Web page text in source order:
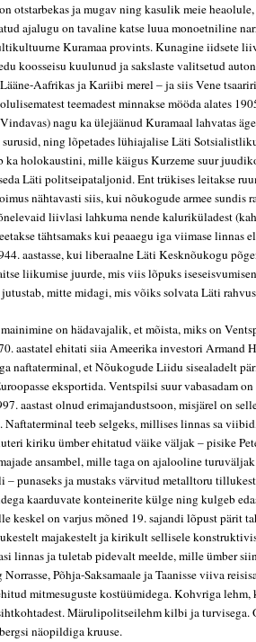
otstarbekas ja mugav ning kasulik meie
ajalugu on tavaline katse luua monoetniline
Kuramaa provints. Kunagine iidsete
koosseisu kuulunud ja sakslaste valitsetud
Aafrikas ja Kariibi merel – ja siis Vene
teemadest minnakse mööda alates
nagu ka ülejäänud Kuramaal lahvatas
surusid, ning lõpetades lühiajalise Läti
ka holokaustini, mille käigus Kurzeme suur
Läti politseipataljonid. Ent trükises leitakse
nähtavasti siis, kui nõukogude armee sundis
liivlasi lahkuma nende kaluriküladest
tähtsamaks kui peaaegu iga viimase linnas
aastasse, kui liberaalne Läti Kesknõukogu
liikumise juurde, mis viis lõpuks
mitte midagi, mis võiks solvata Läti
on hädavajalik, et mõista, miks on
aastatel ehitati siia Ameerika investori Armand
naftaterminal, et Nõukogude Liidu sisealadelt
eksportida. Ventspilsi suur vabasadam
aastast olnud erimajandustsoon, misjärel on
teeb selgeks, millises linnas sa
kiriku ümber ehitatud väike väljak – pisike
ansambel, mille taga on ajalooline
– punaseks ja mustaks värvitud metalltoru
kaarduvate konteinerite külge ning kulgeb
keskel on varjus mõned 19. sajandi lõpust pärit
majakestelt ja kirikult sellisele
linnas ja tuletab pidevalt meelde, mille ümber
Põhja-Saksamaale ja Taanisse viiva
mitmesuguste kostüümidega. Kohvriga lehm,
Märulipolitseilehm kilbi ja
näopildiga kruuse.